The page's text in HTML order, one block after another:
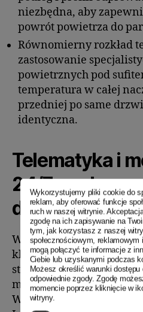
Wykorzystujemy pliki cookie do
reklam, aby oferować funkcje
ruch w naszej witrynie.
zgodę na ich zapisywanie na
tym, jak korzystasz z naszej
społecznościowym,
mogą połączyć te informacje z
Ciebie lub uzyskanymi podczas
Możesz określić warunki
odpowiednie zgody. Zgodę
momencie poprzez kliknięcie w
witryny.
niezbędna, aby
powrót powietrza do
Równomierny rozkład
zastosowanie
powietrznych pod
temperatura w całej
przedniej po same
identyczna.
Telematyka i
24/7 – pełna
dostaw
Współczesna logistyka
klientom możliwość
statusem ładunku dzięki
monitorowania w czasie
Wykorzystanie